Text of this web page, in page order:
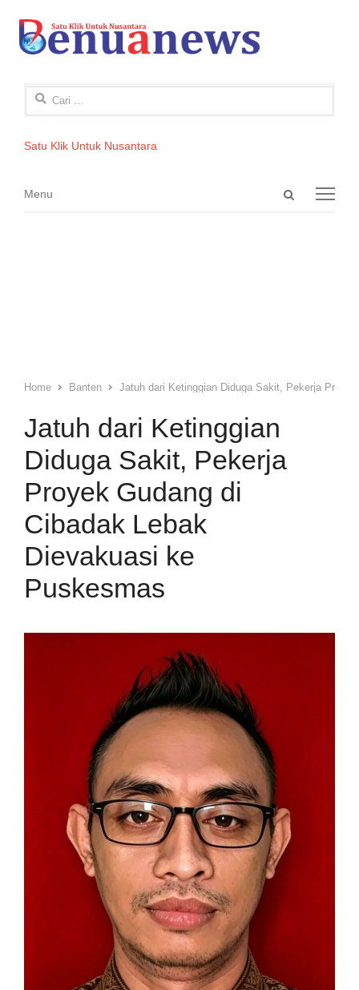
Cari
Satu Klik Untuk Nusantara
Open
Menu
Menu
Home Banten Jatuh dari Ketinggian Diduga Sakit, Pekerja
Jatuh dari Ketinggian
Diduga Sakit, Pekerja
Proyek Gudang di
Cibadak Lebak
Dievakuasi ke
Puskesmas